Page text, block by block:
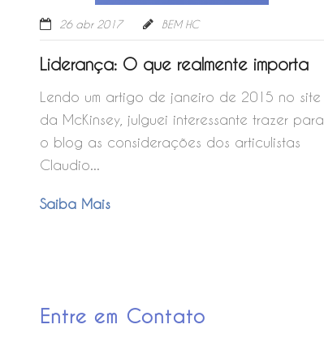
26 abr 2017 BEM HC
Liderança: O que realmente importa
Lendo um artigo de janeiro de 2015 no site
da McKinsey, julguei interessante trazer para
o blog as considerações dos articulistas
Claudio...
Saiba Mais
Entre em Contato